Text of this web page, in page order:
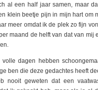
al een half jaar samen, maar
klein beetje pijn in mijn hart om
meer omdat ik de plek zo fijn
maand de helft van dat van mij
dagen hebben
ben die deze gedachtes heeft
geweten dat een